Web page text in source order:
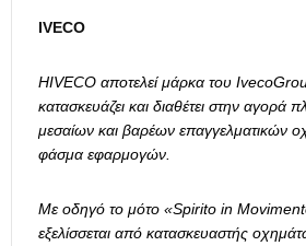
IVECO
ΗIVECO αποτελεί μάρκα του IvecoGroup
κατασκευάζει και διαθέτει στην αγορά
μεσαίων και βαρέων επαγγελματικών
φάσμα εφαρμογών.
Με οδηγό το μότο «Spirito in
εξελίσσεται από κατασκευαστής